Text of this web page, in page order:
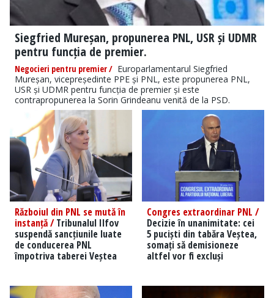
Siegfried Mureșan, propunerea PNL, USR și UDMR
pentru funcția de premier.
Negocieri pentru premier / Europarlamentarul Siegfried
Mureșan, vicepreședinte PPE și PNL, este propunerea PNL,
USR și UDMR pentru funcția de premier și este
contrapropunerea la Sorin Grindeanu venită de la PSD.
Războiul din PNL se mută în
instanță /Tribunalul Ilfov
suspendă sancțiunile luate
de conducerea PNL
împotriva taberei Veștea
Congres extraordinar PNL /
Decizie în unanimitate: cei
5 puciști din tabăra Veștea,
somați să demisioneze
altfel vor fi excluși